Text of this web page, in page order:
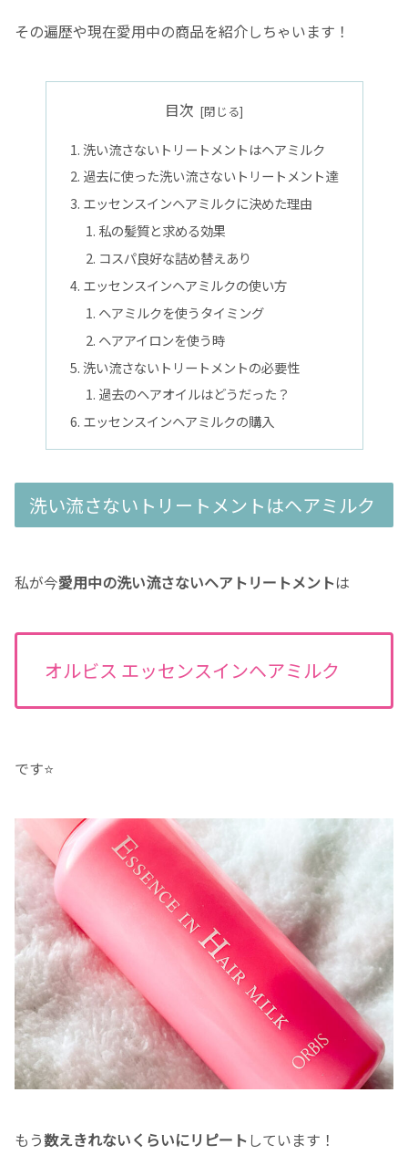
その遍歴や現在愛用中の商品を紹介しちゃいます！
目次
洗い流さないトリートメントはヘアミルク
過去に使った洗い流さないトリートメント達
エッセンスインヘアミルクに決めた理由
私の髪質と求める効果
コスパ良好な詰め替えあり
エッセンスインヘアミルクの使い方
ヘアミルクを使うタイミング
ヘアアイロンを使う時
洗い流さないトリートメントの必要性
過去のヘアオイルはどうだった？
エッセンスインヘアミルクの購入
洗い流さないトリートメントはヘアミルク
私が今愛用中の洗い流さないヘアトリートメントは
オルビス エッセンスインヘアミルク
です⭐️
もう数えきれないくらいにリピート しています！